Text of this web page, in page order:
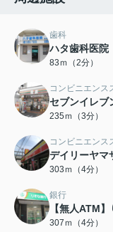
歯科
ハタ歯科医院
83ｍ（2分）
コンビニエンス
セブンイレブ
235ｍ（3分）
コンビニエンス
デイリーヤマ
303ｍ（4分）
銀行
【無人ATM
307ｍ（4分）